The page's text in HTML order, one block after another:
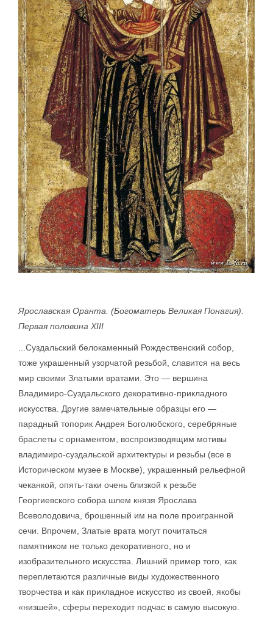
Ярославская Оранта. (Богоматерь Великая Понагия).
Первая половина XIII
...Суздальский белокаменный Рождественский собор,
тоже украшенный узорчатой резьбой, славится на весь
мир своими Златыми вратами. Это — вершина
Владимиро-Суздальского декоративно-прикладного
искусства. Другие замечательные образцы его —
парадный топорик Андрея Боголюбского, серебряные
браслеты с орнаментом, воспроизводящим мотивы
владимиро-суздальской архитектуры и резьбы (все в
Историческом музее в Москве), украшенный рельефной
чеканкой, опять-таки очень близкой к резьбе
Георгиевского собора шлем князя Ярослава
Всеволодовича, брошенный им на поле проигранной
сечи. Впрочем, Златые врата могут почитаться
памятником не только декоративного, но и
изобразительного искусства. Лишний пример того, как
переплетаются различные виды художественного
творчества и как прикладное искусство из своей, якобы
«низшей», сферы переходит подчас в самую высокую.